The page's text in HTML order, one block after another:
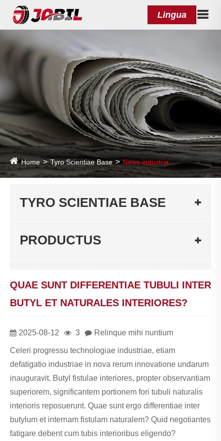
Lingua
Home Tyro Scientiae Base News industria
TYRO SCIENTIAE BASE
PRODUCTUS
QUAE SUNT DIFFERENTIAE TUBULI INTER
BUTYL ET NATURALES INTERIORES?
2025-08-12 3 Relinque mihi nuntium
Celeri progressu technologiae industriae, etiam
defatigatio industriae in nova rerum innovatione undarum
inauguravit. Butyl fistulae interiores, propter observantiam
superiorem, significantem portionem fori tubuli naturalis
interioris reposuerunt. Quae sunt ergo differentiae inter
butylum et internam fistulam naturalem? Quid negotiantes
fatigare debent cum tubis interioribus eligendo?